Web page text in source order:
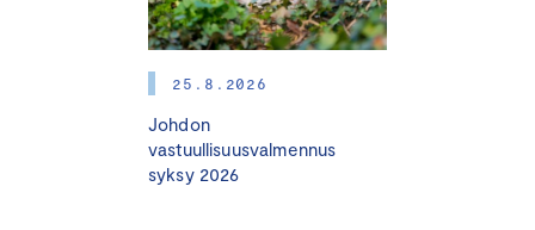
25.8.2026
Johdon
vastuullisuusvalmennus
syksy 2026